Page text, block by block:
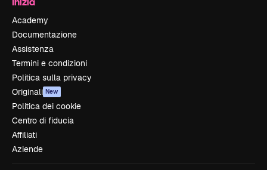
Academy
Documentazione
Assistenza
Termini e condizioni
Politica sulla privacy
Originali New
Politica dei cookie
Centro di fiducia
Affiliati
Aziende